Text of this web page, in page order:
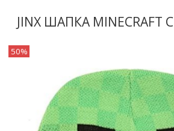
JINX ШАПКА MINECRAFT
50%